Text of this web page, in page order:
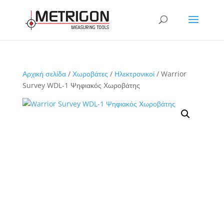
Αρχική σελίδα/ Χωροβάτες / Ηλεκτρονικοί/ Warrior
Survey WDL-1 Ψηφιακός Χωροβάτης